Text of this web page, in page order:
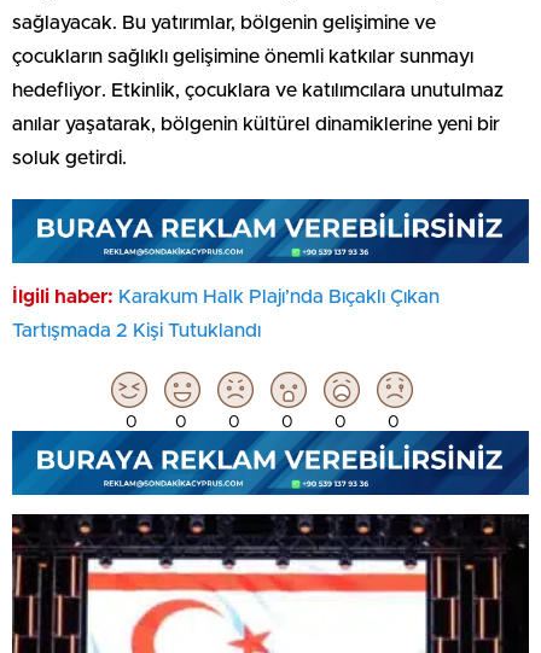
sağlayacak. Bu yatırımlar, bölgenin gelişimine ve
çocukların sağlıklı gelişimine önemli katkılar sunmayı
hedefliyor. Etkinlik, çocuklara ve katılımcılara unutulmaz
anılar yaşatarak, bölgenin kültürel dinamiklerine yeni bir
soluk getirdi.
İlgili haber: Karakum Halk Plajı’nda Bıçaklı Çıkan
Tartışmada 2 Kişi Tutuklandı
0 0 0 0 0 0